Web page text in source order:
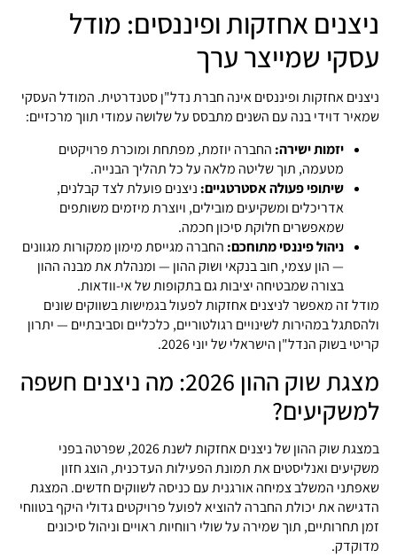
ניצנים אחזקות ופיננסים: מודל
עסקי שמייצר ערך
ניצנים אחזקות ופיננסים אינה חברת נדל"ן סטנדרטית. המודל העסקי
שמאיר דוידי בנה עם השנים מתבסס על שלושה עמודי תווך מרכזיים:
יזמות ישירה: החברה יוזמת, מפתחת ומוכרת פרויקטים
מטעמה, תוך שליטה מלאה על כל תהליך הבנייה.
שיתופי פעולה אסטרטגיים: ניצנים פועלת לצד קבלנים,
אדריכלים ומשקיעים מובילים, ויוצרת מיזמים משותפים
שמאפשרים חלוקת סיכון חכמה.
ניהול פיננסי מתוחכם: החברה מגייסת מימון ממקורות מגוונים
— הון עצמי, חוב בנקאי ושוק ההון — ומנהלת את מבנה ההון
בצורה שמבטיחה יציבות גם בתקופות של אי-וודאות.
מודל זה מאפשר לניצנים אחזקות לפעול בגמישות בשווקים שונים
ולהסתגל במהירות לשינויים רגולטוריים, כלכליים וסביבתיים — יתרון
קריטי בשוק הנדל"ן הישראלי של יוני 2026.
מצגת שוק ההון 2026: מה ניצנים חשפה
למשקיעים?
במצגת שוק ההון של ניצנים אחזקות לשנת 2026, שפרטה בפני
משקיעים ואנליסטים את תמונת הפעילות העדכנית, הוצג חזון
שאפתני המשלב צמיחה אורגנית עם כניסה לשווקים חדשים. המצגת
הדגישה את יכולת החברה להוציא לפועל פרויקטים גדולי היקף בטווחי
זמן תחרותיים, תוך שמירה על שולי רווחיות ראויים וניהול סיכונים
מדוקדק.